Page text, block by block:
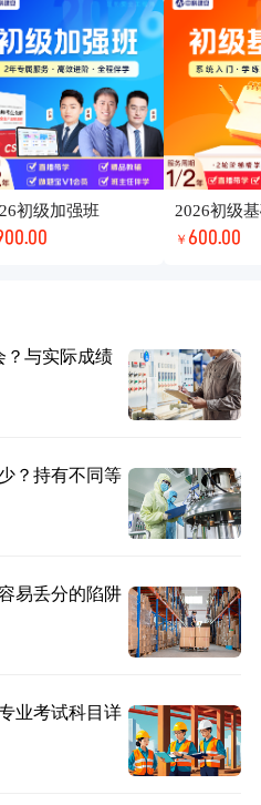
初级加强班 2026初级
￥ 600.00
？与实际成绩
？持有不同等
易丢分的陷阱
业考试科目详